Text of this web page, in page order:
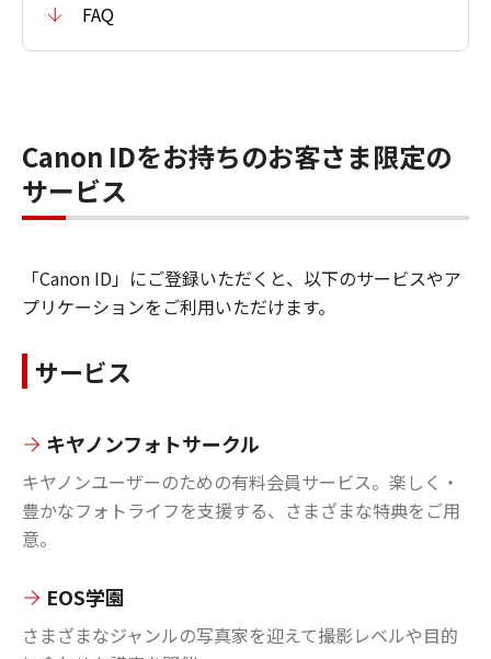
FAQ
Canon IDをお持ちのお客さま限定の
サービス
「Canon ID」にご登録いただくと、以下のサービスやア
プリケーションをご利用いただけます。
サービス
キヤノンフォトサークル
キヤノンユーザーのための有料会員サービス。楽しく・
豊かなフォトライフを支援する、さまざまな特典をご用
意。
EOS学園
さまざまなジャンルの写真家を迎えて撮影レベルや目的